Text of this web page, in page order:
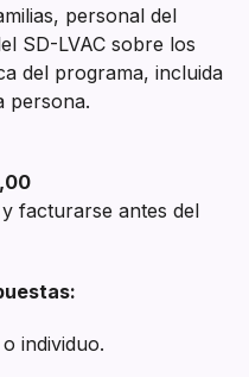
personal del
SD-LVAC sobre los
del programa, incluida
persona.
facturarse antes del
individuo.